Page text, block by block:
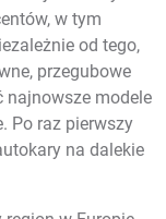
w tym
od tego,
przegubowe
najnowsze modele
Po raz pierwszy
na dalekie